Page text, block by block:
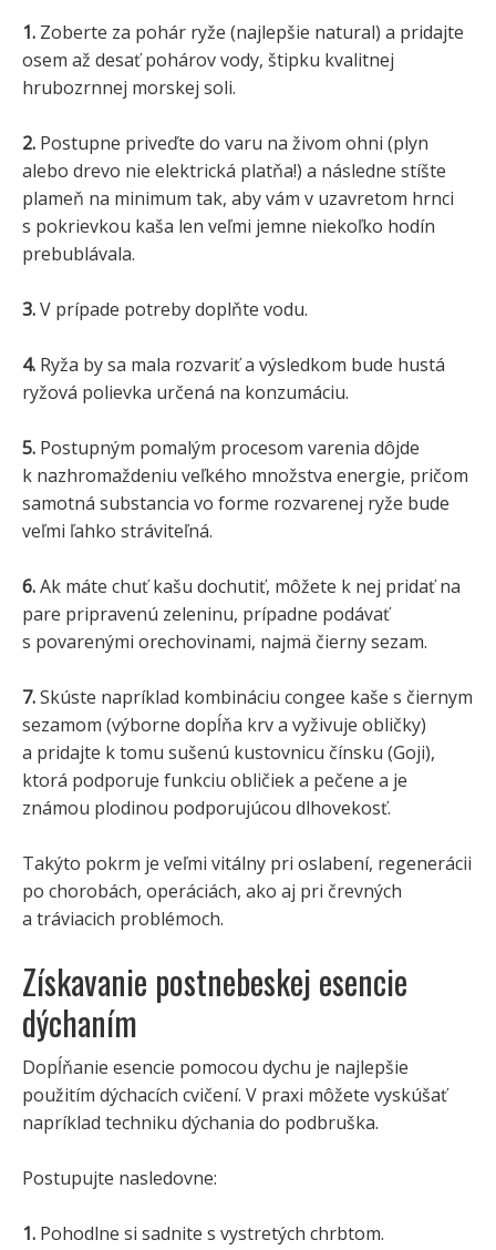
1. Zoberte za pohár ryže (najlepšie natural) a pridajte
osem až desať pohárov vody, štipku kvalitnej
hrubozrnnej morskej soli.
2. Postupne priveďte do varu na živom ohni (plyn
alebo drevo nie elektrická platňa!) a následne stíšte
plameň na minimum tak, aby vám v uzavretom hrnci
s pokrievkou kaša len veľmi jemne niekoľko hodín
prebublávala.
3.V prípade potreby doplňte vodu.
4. Ryža by sa mala rozvariť a výsledkom bude hustá
ryžová polievka určená na konzumáciu.
5. Postupným pomalým procesom varenia dôjde
k nazhromaždeniu veľkého množstva energie, pričom
samotná substancia vo forme rozvarenej ryže bude
veľmi ľahko stráviteľná.
6.Ak máte chuť kašu dochutiť, môžete k nej pridať na
pare pripravenú zeleninu, prípadne podávať
s povarenými orechovinami, najmä čierny sezam.
7.Skúste napríklad kombináciu congee kaše s čiernym
sezamom (výborne dopĺňa krv a vyživuje obličky)
a pridajte k tomu sušenú kustovnicu čínsku (Goji),
ktorá podporuje funkciu obličiek a pečene a je
známou plodinou podporujúcou dlhovekosť.
Takýto pokrm je veľmi vitálny pri oslabení, regenerácii
po chorobách, operáciách, ako aj pri črevných
a tráviacich problémoch.
Získavanie postnebeskej esencie
dýchaním
Dopĺňanie esencie pomocou dychu je najlepšie
použitím dýchacích cvičení. V praxi môžete vyskúšať
napríklad techniku dýchania do podbruška.
Postupujte nasledovne:
1. Pohodlne si sadnite s vystretých chrbtom.